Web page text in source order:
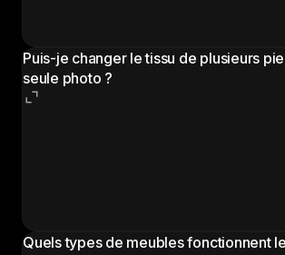
Puis-je changer le tissu de plusieurs
seule photo ?
Quels types de meubles fonctionnent